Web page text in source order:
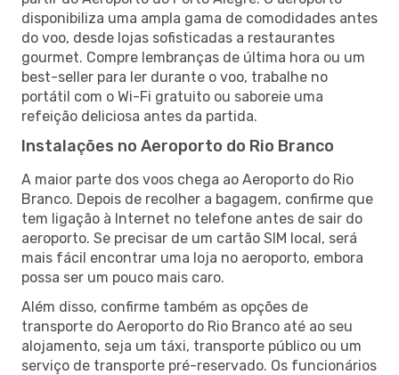
disponibiliza uma ampla gama de comodidades antes
do voo, desde lojas sofisticadas a restaurantes
gourmet. Compre lembranças de última hora ou um
best-seller para ler durante o voo, trabalhe no
portátil com o Wi-Fi gratuito ou saboreie uma
refeição deliciosa antes da partida.
Instalações no Aeroporto do Rio Branco
A maior parte dos voos chega ao Aeroporto do Rio
Branco. Depois de recolher a bagagem, confirme que
tem ligação à Internet no telefone antes de sair do
aeroporto. Se precisar de um cartão SIM local, será
mais fácil encontrar uma loja no aeroporto, embora
possa ser um pouco mais caro.
Além disso, confirme também as opções de
transporte do Aeroporto do Rio Branco até ao seu
alojamento, seja um táxi, transporte público ou um
serviço de transporte pré-reservado. Os funcionários